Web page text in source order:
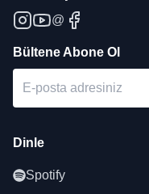
@
Bültene Abone Ol
Dinle
Spotify